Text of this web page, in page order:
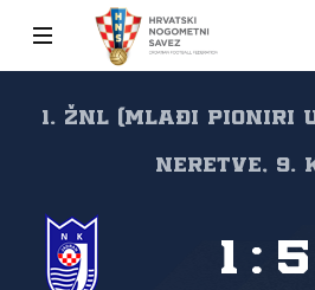
1. ŽNL (mlađi pioniri
Neretve, 9.
1 : 5